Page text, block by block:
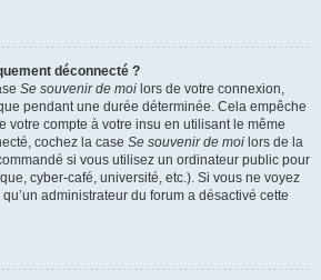
déconnecté ?
Se souvenir de moi lors de votre connexion,
pendant une durée déterminée. Cela empêche
votre compte à votre insu en utilisant le même
cochez la case Se souvenir de moi lors de la
si vous utilisez un ordinateur public pour
cyber-café, université, etc.). Si vous ne voyez
administrateur du forum a désactivé cette